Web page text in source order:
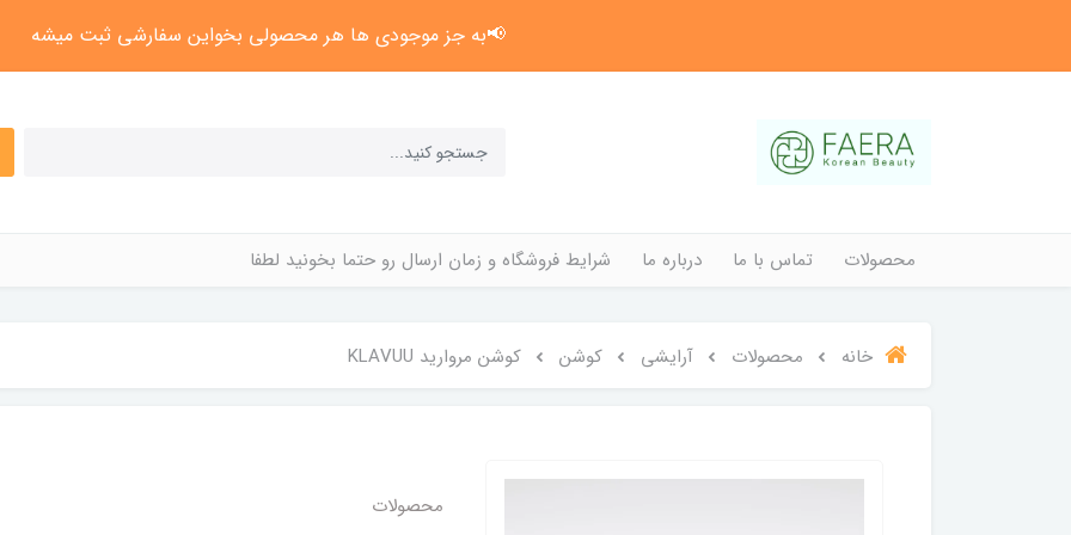
📢به جز موجودی ها هر محصولی بخواین سفارشی ثبت میشه
محصولات تماس با ما درباره ما شرایط فروشگاه و زمان ارسال رو حتما بخونید لطفا
خانه محصولات آرایشی کوشن کوشن مروارید KLAVUU
محصولات